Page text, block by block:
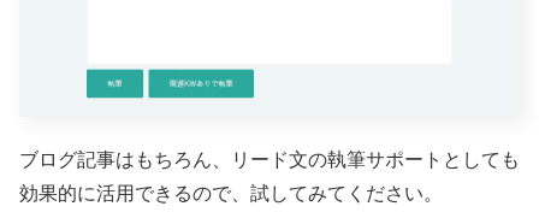
ブログ記事はもちろん、リード文の執筆サポートとしても
効果的に活用できるので、試してみてください。